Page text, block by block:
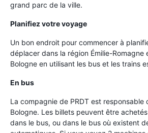
grand parc de la ville.
Planifiez votre voyage
Un bon endroit pour commencer à
déplacer dans la région Émilie-Romagne
Bologne en utilisant les bus et les trains
En bus
La compagnie de PRDT est responsable
Bologne. Les billets peuvent être
dans le bus, ou dans le bus où existent